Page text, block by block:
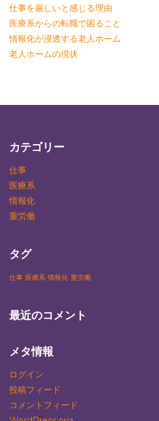
仕事を厳しいと感じる理由
医療系からの転職で困ること
情報化が浸透する老人ホーム
老人ホームの現状
カテゴリー
仕事
医療系
情報化
重労働
タグ
仕事 医療系 情報化 重労働
最近のコメント
メタ情報
ログイン
投稿フィード
コメントフィード